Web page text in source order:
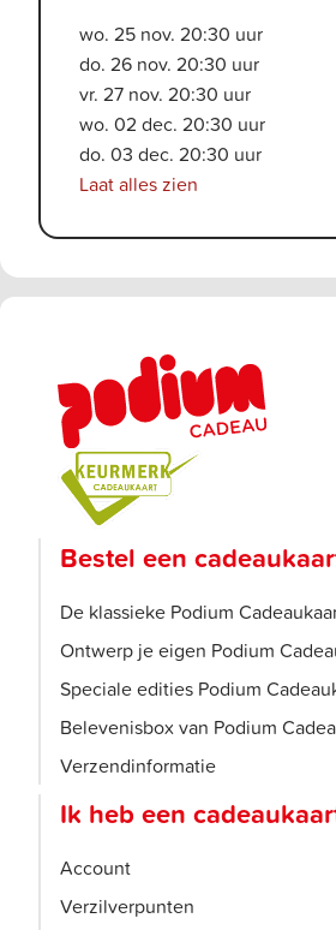
wo. 25 nov. 20:30 uur
do. 26 nov. 20:30 uur
vr. 27 nov. 20:30 uur
wo. 02 dec. 20:30 uur
do. 03 dec. 20:30 uur
Laat alles zien
Bestel een
De klassieke Podium
Ontwerp je eigen Podium
Speciale edities Podium
Belevenisbox van Podium
Verzendinformatie
Ik heb een
Account
Verzilverpunten